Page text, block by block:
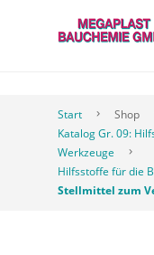
Start
Shop
Katalog Gr. 09:
Werkzeuge
Hilfsstoffe für die
Stellmittel zum